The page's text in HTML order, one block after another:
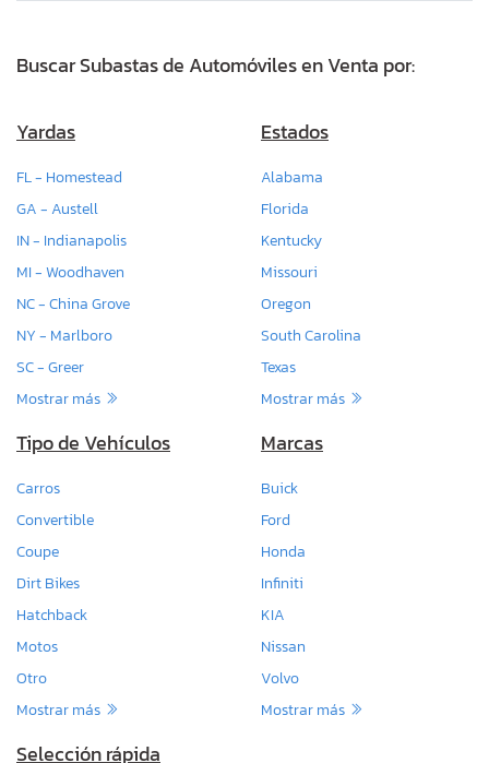
Buscar Subastas de Automóviles en Venta por:
Yardas
FL - Homestead
GA - Austell
IN - Indianapolis
MI - Woodhaven
NC - China Grove
NY - Marlboro
SC - Greer
Mostrar más
Estados
Alabama
Florida
Kentucky
Missouri
Oregon
South Carolina
Texas
Mostrar más
Tipo de Vehículos
Carros
Convertible
Coupe
Dirt Bikes
Hatchback
Motos
Otro
Mostrar más
Marcas
Buick
Ford
Honda
Infiniti
KIA
Nissan
Volvo
Mostrar más
Selección rápida